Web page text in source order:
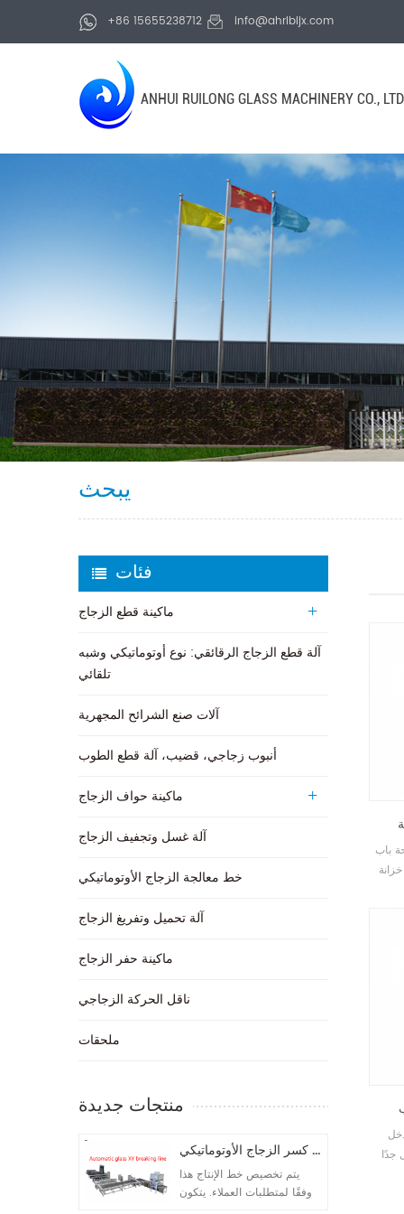
+86 15655238712 info@ahrlbljx.com
ANHUI RUILONG GLASS MACHINERY CO.,
يبحث
فئات
ماكينة قطع الزجاج
آلة قطع الزجاج الرقائقي: نوع أوتوماتيكي وشبه
تلقائي
آلات صنع الشرائح المجهرية
أنبوب زجاجي، قضيب، آلة قطع الطوب
ماكينة حواف الزجاج
آلة غسل وتجفيف الزجاج
خط معالجة الزجاج الأوتوماتيكي
آلة تحميل وتفريغ الزجاج
ماكينة حفر الزجاج
ناقل الحركة الزجاجي
ملحقات
منتجات جديدة
خط كسر الزجاج الأوتوماتيكي
يتم تخصيص خط الإنتاج هذا
وفقًا لمتطلبات العملاء. يتكون
باب
جدًا